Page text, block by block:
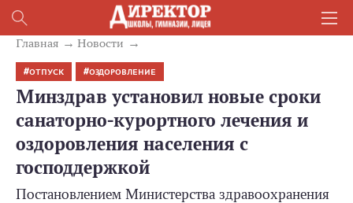
Главная Новости
ОТПУСК ОЗДОРОВЛЕНИЕ
Минздрав установил новые сроки
санаторно-курортного лечения и
оздоровления населения с
господдержкой
Постановлением Министерства здравоохранения